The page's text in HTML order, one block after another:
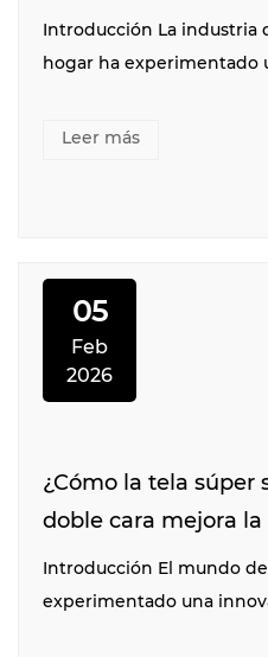
hogar
Introducción La industria de la decoración del
hogar ha experimentado
Leer más
05
Feb
2026
¿Cómo la tela súper
doble cara mejora
durabilidad?
Introducción El mundo de los textiles ha
experimentado una